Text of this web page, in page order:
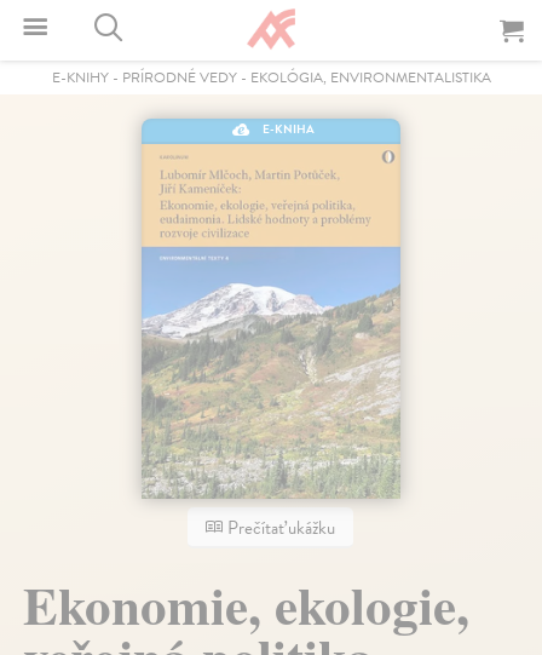
E-KNIHY- PRÍRODNÉ VEDY- EKOLÓGIA, ENVIRONMENTALISTIKA
E-KNIHA
Prečítať ukážku
Ekonomie, ekologie,